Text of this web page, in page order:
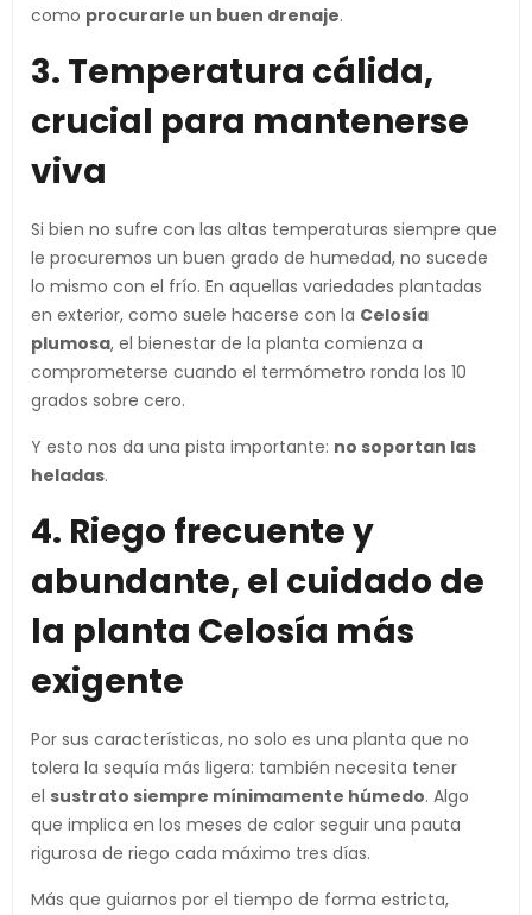
como procurarle un buen drenaje.
3. Temperatura cálida,
crucial para mantenerse
viva
Si bien no sufre con las altas temperaturas siempre que
le procuremos un buen grado de humedad, no sucede
lo mismo con el frío. En aquellas variedades plantadas
en exterior, como suele hacerse con la Celosía
plumosa, el bienestar de la planta comienza a
comprometerse cuando el termómetro ronda los 10
grados sobre cero.
Y esto nos da una pista importante: no soportan las
heladas.
4. Riego frecuente y
abundante, el cuidado de
la planta Celosía más
exigente
Por sus características, no solo es una planta que no
tolera la sequía más ligera: también necesita tener
el sustrato siempre mínimamente húmedo. Algo
que implica en los meses de calor seguir una pauta
rigurosa de riego cada máximo tres días.
Más que guiarnos por el tiempo de forma estricta,